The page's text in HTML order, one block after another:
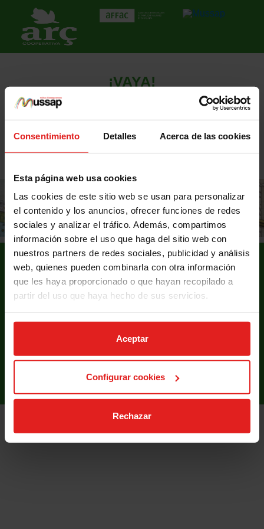
Consentimiento Detalles Acerca de las cookies
Esta página web usa cookies
Las cookies de este sitio web se usan para personalizar
el contenido y los anuncios, ofrecer funciones de redes
sociales y analizar el tráfico. Además, compartimos
información sobre el uso que haga del sitio web con
nuestros partners de redes sociales, publicidad y análisis
web, quienes pueden combinarla con otra información
que les haya proporcionado o que hayan recopilado a
partir del uso que haya hecho de sus servicios.
Aceptar
Configurar cookies
Rechazar
¡VAYA!
08025 Barcelona
Truca si tens dubtes:
934 35 76 86